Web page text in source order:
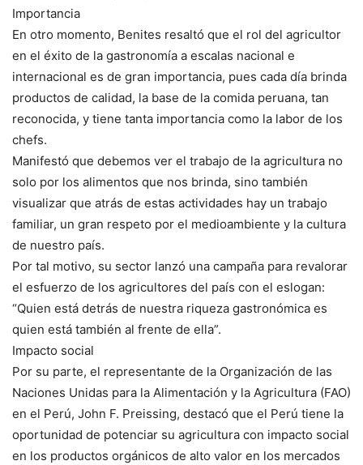
Importancia
En otro momento, Benites resaltó que el rol del agricultor
en el éxito de la gastronomía a escalas nacional e
internacional es de gran importancia, pues cada día brinda
productos de calidad, la base de la comida peruana, tan
reconocida, y tiene tanta importancia como la labor de los
chefs.
Manifestó que debemos ver el trabajo de la agricultura no
solo por los alimentos que nos brinda, sino también
visualizar que atrás de estas actividades hay un trabajo
familiar, un gran respeto por el medioambiente y la cultura
de nuestro país.
Por tal motivo, su sector lanzó una campaña para revalorar
el esfuerzo de los agricultores del país con el eslogan:
“Quien está detrás de nuestra riqueza gastronómica es
quien está también al frente de ella”.
Impacto social
Por su parte, el representante de la Organización de las
Naciones Unidas para la Alimentación y la Agricultura (FAO)
en el Perú, John F. Preissing, destacó que el Perú tiene la
oportunidad de potenciar su agricultura con impacto social
en los productos orgánicos de alto valor en los mercados